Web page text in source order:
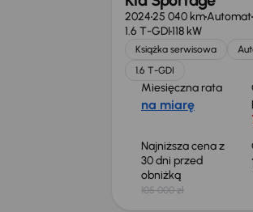
202425 040 kmAutomat
1.6 T-GDI118 kW
Książka serwisowa
1.6 T-GDI
Miesięczna rata
na miarę
Najniższa cena z
30 dni przed
obniżką
105 000 zł
Taniej o 500 zł